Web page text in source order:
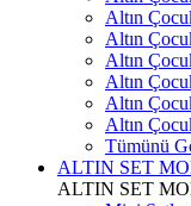
Altın
Altın
Altın
Altın
Altın
Altın
Tümünü
ALTIN SET
ALTIN SET